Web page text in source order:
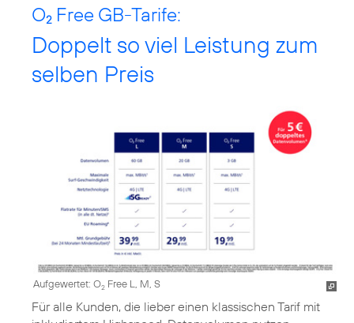
O2 Free GB-Tarife:
Doppelt so viel Leistung zum
selben Preis
Aufgewertet: O2 Free L, M, S
Für alle Kunden, die lieber einen klassischen Tarif mit